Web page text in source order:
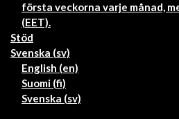
första veckorna varje månad,
(EET).
Stöd
Svenska ‎(sv)‎
English ‎(en)‎
Suomi ‎(fi)‎
Svenska ‎(sv)‎